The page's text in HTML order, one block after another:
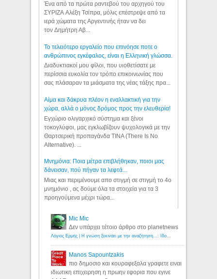
Ένα από τα πρώτα ραντεβού του αρχηγού του
ΣΥΡΙΖΑ Αλέξη Τσίπρα, μόλις επέστρεψε από τα
ιερά χώματα της Αργεντινής ήταν να δει
τον Δημήτρη Αβ...
Το τελειότερο εργαλείο που επινόησε ποτε ο
ανθρώπινος εγκέφαλος, είναι η Ελληνική γλώσσα.
Διαδυκτιακοί μου φίλοι, που υιοθετίσατε με
περίσσια ευκολία τον τρόπο επικοινωνίας που
σας πλάσαραν τα μιάσματα της νέας τάξης πρα...
Αίμα και δάκρυα πλέον η εναλλακτική για την
χώρα, αλλά ο μόνος δρόμος προς την ελευθερία!
Εγχώριο ολιγαρχικό σύστημα και ξένοι
τοκογλύφοι, μας εγκλωβίζουν ψυχολογικά με την
Θαρτσερική προπαγάνδα TINA (There Is No
Alternative). ...
Μνημόνια: Ποια μέτρα επιβλήθηκαν, ποιοι μας
δάνεισαν, πού πήγαν τα λεφτά...
Μιας και περιμένουμε απο στιγμή σε στιγμή το 4ο
μνημόνιο , ας δούμε όλα τα στοιχεία για τα 3
προηγούμενα μέχρι τώρα...
Mic Mic
Δεν υπάρχει τέτοιο άρθρο στο planetnews
Λόγιος Ερμής | Η γνώση ξεκινάει με την αναζήτηση...: Ιδού οι 18 που χρωστούν 11 δις ευρώ!
Manos Sapountzakis
πιο δημοσιο και κουραφεξαλα γραφετε ειναι
ιδιωτικη επιχειρηση η πρωην εφορια που εγινε